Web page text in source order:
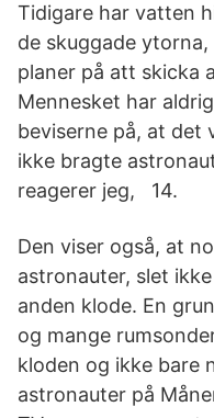
Tidigare har vatten
de skuggade
planer på att skicka
Mennesket har
beviserne på, at det
ikke bragte
reagerer jeg, 14.
Den viser også, at
astronauter, slet
anden klode. En
og mange
kloden og ikke bare
astronauter på